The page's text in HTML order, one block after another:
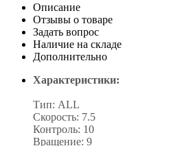
Описание
Отзывы о товаре
Задать вопрос
Наличие на складе
Дополнительно
Характеристики:
Тип: ALL
Скорость: 7.5
Контроль: 10
Вращение: 9